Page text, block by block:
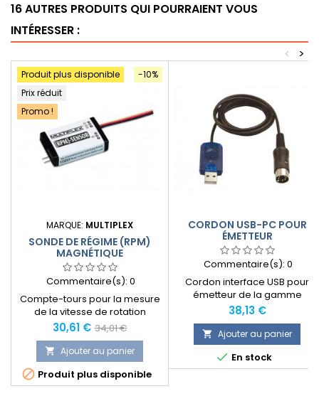
16 AUTRES PRODUITS QUI POURRAIENT VOUS
INTÉRESSER :
>
<
-10%
Produit plus disponible
Prix réduit
Promo !
MARQUE: MULTIPLEX
SONDE DE RÉGIME (RPM)
MAGNÉTIQUE
Commentaire(s): 0
Compte-tours pour la mesure
de la vitesse de rotation
d’éléments en mouvement
pour lesquels il est impossible
d’utiliser un compte-tours
optique. Le nombre d’aimants
peut être réglé soit avec le
MULTImate (# 8 2094) soit sur
Prix
30,61 € Prix
normal
34,01 €
 Ajouter au panier
 Produit plus disponible
CORDON USB-PC POUR
ÉMETTEUR
Commentaire(s): 0
Cordon interface USB pour
émetteur de la gamme
Multiplex Royal Evo et autres.
Prix
38,13 €
 Ajouter au panier
 En stock